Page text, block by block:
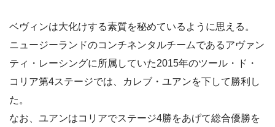
ベヴィンは大化けする素質を秘めているように思える。
ニュージーランドのコンチネンタルチームであるアヴァン
ティ・レーシングに所属していた2015年のツール・ド・
コリア第4ステージでは、カレブ・ユアンを下して勝利し
た。
なお、ユアンはコリアでステージ4勝をあげて総合優勝を